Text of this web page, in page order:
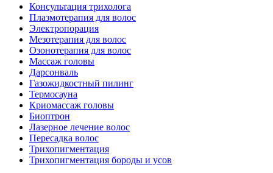
Консультация трихолога
Плазмотерапия для волос
Электропорация
Мезотерапия для волос
Озонотерапия для волос
Массаж головы
Дарсонваль
Газожидкостный пилинг
Термосауна
Криомассаж головы
Биоптрон
Лазерное лечение волос
Пересадка волос
Трихопигментация
Трихопигментация бороды и усов